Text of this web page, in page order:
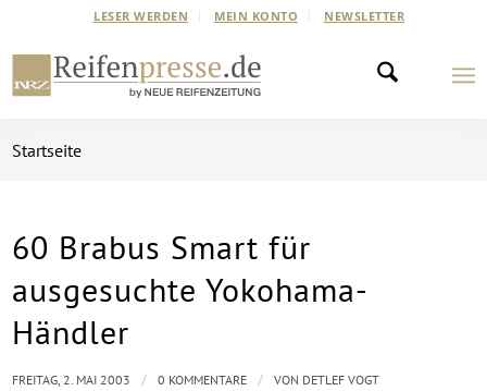
LESER WERDEN MEIN KONTO NEWSLETTER
Startseite
60 Brabus Smart für
ausgesuchte Yokohama-
Händler
FREITAG, 2. MAI 2003 / 0 KOMMENTARE / VON DETLEF VOGT